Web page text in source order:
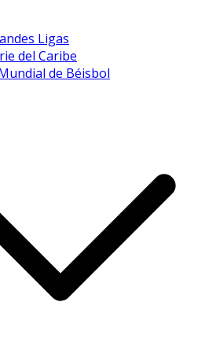
Ligas
del Caribe
de Béisbol